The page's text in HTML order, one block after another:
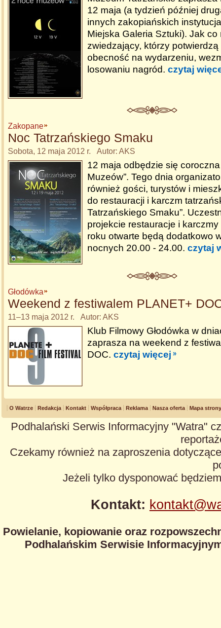
12 maja (a tydzień później
innych zakopiańskich
Miejska Galeria Sztuki). Jak co
zwiedzający, którzy
obecność na wydarzeniu,
losowaniu nagród. czytaj
Zakopane
Noc Tatrzańskiego Smaku
Sobota, 12 maja 2012 r. Autor: AKS
12 maja odbędzie się
Muzeów”. Tego dnia
również gości, turystów i
do restauracji i karczm
Tatrzańskiego Smaku”.
projekcie restauracje i
roku otwarte będą dodatkowo
nocnych 20.00 - 24.00. czytaj
Głodówka
Weekend z festiwalem PLANET+
11–13 maja 2012 r. Autor: AKS
Klub Filmowy Głodówka w
zaprasza na weekend z
DOC. czytaj więcej
O Watrze Redakcja Kontakt Współpraca Reklama Nasza oferta Mapa strony
Podhalański Serwis Informacyjny "Watra"
Czekamy również na zaproszenia
Jeżeli tylko dysponować
Kontakt:
Powielanie, kopiowanie oraz
Podhalańskim Serwisie